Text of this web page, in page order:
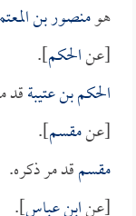
هومنصور بن
[عنالحكم].
الحكم بن عتيبةقد
[عنمقسم].
مقسمقد مر ذكره.